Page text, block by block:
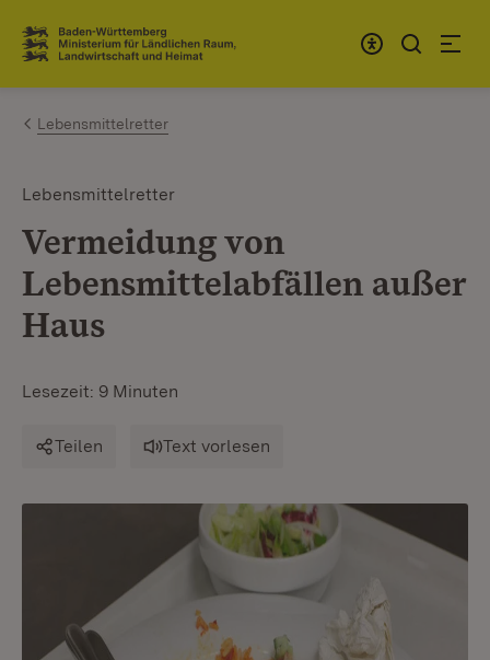
Zum Inhalt springen
Link zur Startseite
Lebensmittelretter
Lebensmittelretter
Vermeidung von
Lebensmittelabfällen außer
Haus
Lesezeit: 9 Minuten
Teilen Text vorlesen